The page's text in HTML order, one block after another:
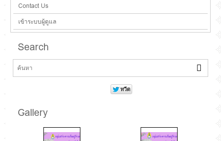
Contact Us
เข้าระบบผู้ดูแล
Search
Gallery